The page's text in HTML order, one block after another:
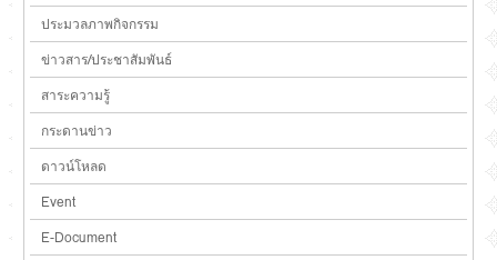
ประมวลภาพกิจกรรม
ข่าวสาร/ประชาสัมพันธ์
สาระความรู้
กระดานข่าว
ดาวน์โหลด
Event
E-Document